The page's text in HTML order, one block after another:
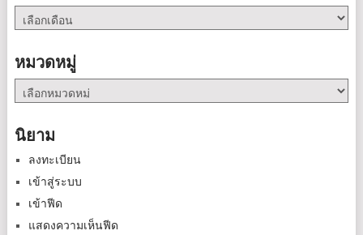
คลัง
เก็บ
หมวดหมู่
หมวด
หมู่
นิยาม
ลงทะเบียน
เข้าสู่ระบบ
เข้าฟีด
แสดงความเห็นฟีด